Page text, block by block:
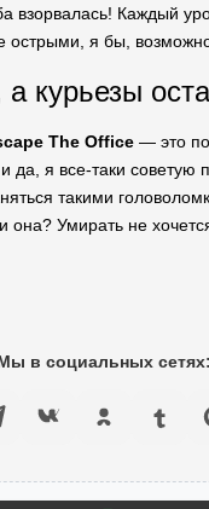
взорвалась! Каждый
я бы,
курьезы
The Office — это
я все-таки советую
такими
она? Умирать не
в социальных сетях: